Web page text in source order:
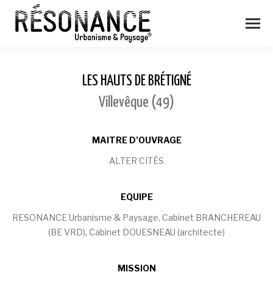
LES HAUTS DE BRÉTIGNÉ
Villevêque (49)
MAITRE D’OUVRAGE
ALTER CITÉS
EQUIPE
RESONANCE Urbanisme & Paysage, Cabinet BRANCHEREAU
(BE VRD), Cabinet DOUESNEAU (architecte)
MISSION